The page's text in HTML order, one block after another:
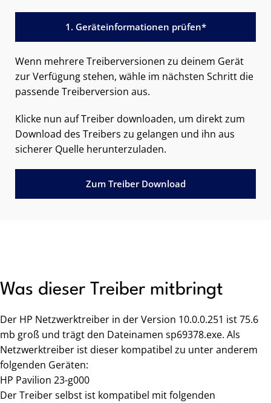
1. Geräteinformationen prüfen*
Wenn mehrere Treiberversionen zu deinem Gerät
zur Verfügung stehen, wähle im nächsten Schritt die
passende Treiberversion aus.
Klicke nun auf Treiber downloaden, um direkt zum
Download des Treibers zu gelangen und ihn aus
sicherer Quelle herunterzuladen.
Zum Treiber Download
Was dieser Treiber mitbringt
Der HP Netzwerktreiber in der Version 10.0.0.251 ist 75.6
mb groß und trägt den Dateinamen sp69378.exe. Als
Netzwerktreiber ist dieser kompatibel zu unter anderem
folgenden Geräten:
HP Pavilion 23-g000
Der Treiber selbst ist kompatibel mit folgenden